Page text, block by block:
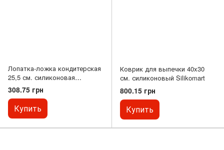
Лопатка-ложка кондитерская
25,5 см. силиконовая
Silikomart
308.75 грн
Купить
Коврик для выпечки 40x30
см. силиконовый Silikomart
800.15 грн
Купить